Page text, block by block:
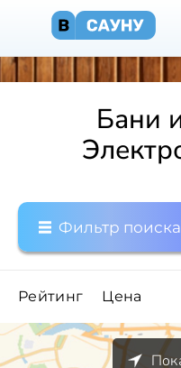
Бани
Фильтр поиска
Рейтинг Цена